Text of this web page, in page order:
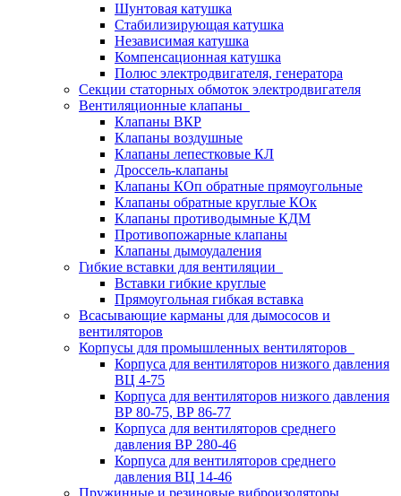
Шунтовая катушка
Стабилизирующая катушка
Независимая катушка
Компенсационная катушка
Полюс электродвигателя, генератора
Секции статорных обмоток электродвигателя
Вентиляционные клапаны
Клапаны ВКР
Клапаны воздушные
Клапаны лепестковые КЛ
Дроссель-клапаны
Клапаны КОп обратные прямоугольные
Клапаны обратные круглые КОк
Клапаны противодымные КДМ
Противопожарные клапаны
Клапаны дымоудаления
Гибкие вставки для вентиляции
Вставки гибкие круглые
Прямоугольная гибкая вставка
Всасывающие карманы для дымососов и
вентиляторов
Корпусы для промышленных вентиляторов
Корпуса для вентиляторов низкого давления
ВЦ 4-75
Корпуса для вентиляторов низкого давления
ВР 80-75, ВР 86-77
Корпуса для вентиляторов среднего
давления ВР 280-46
Корпуса для вентиляторов среднего
давления ВЦ 14-46
Пружинные и резиновые виброизоляторы